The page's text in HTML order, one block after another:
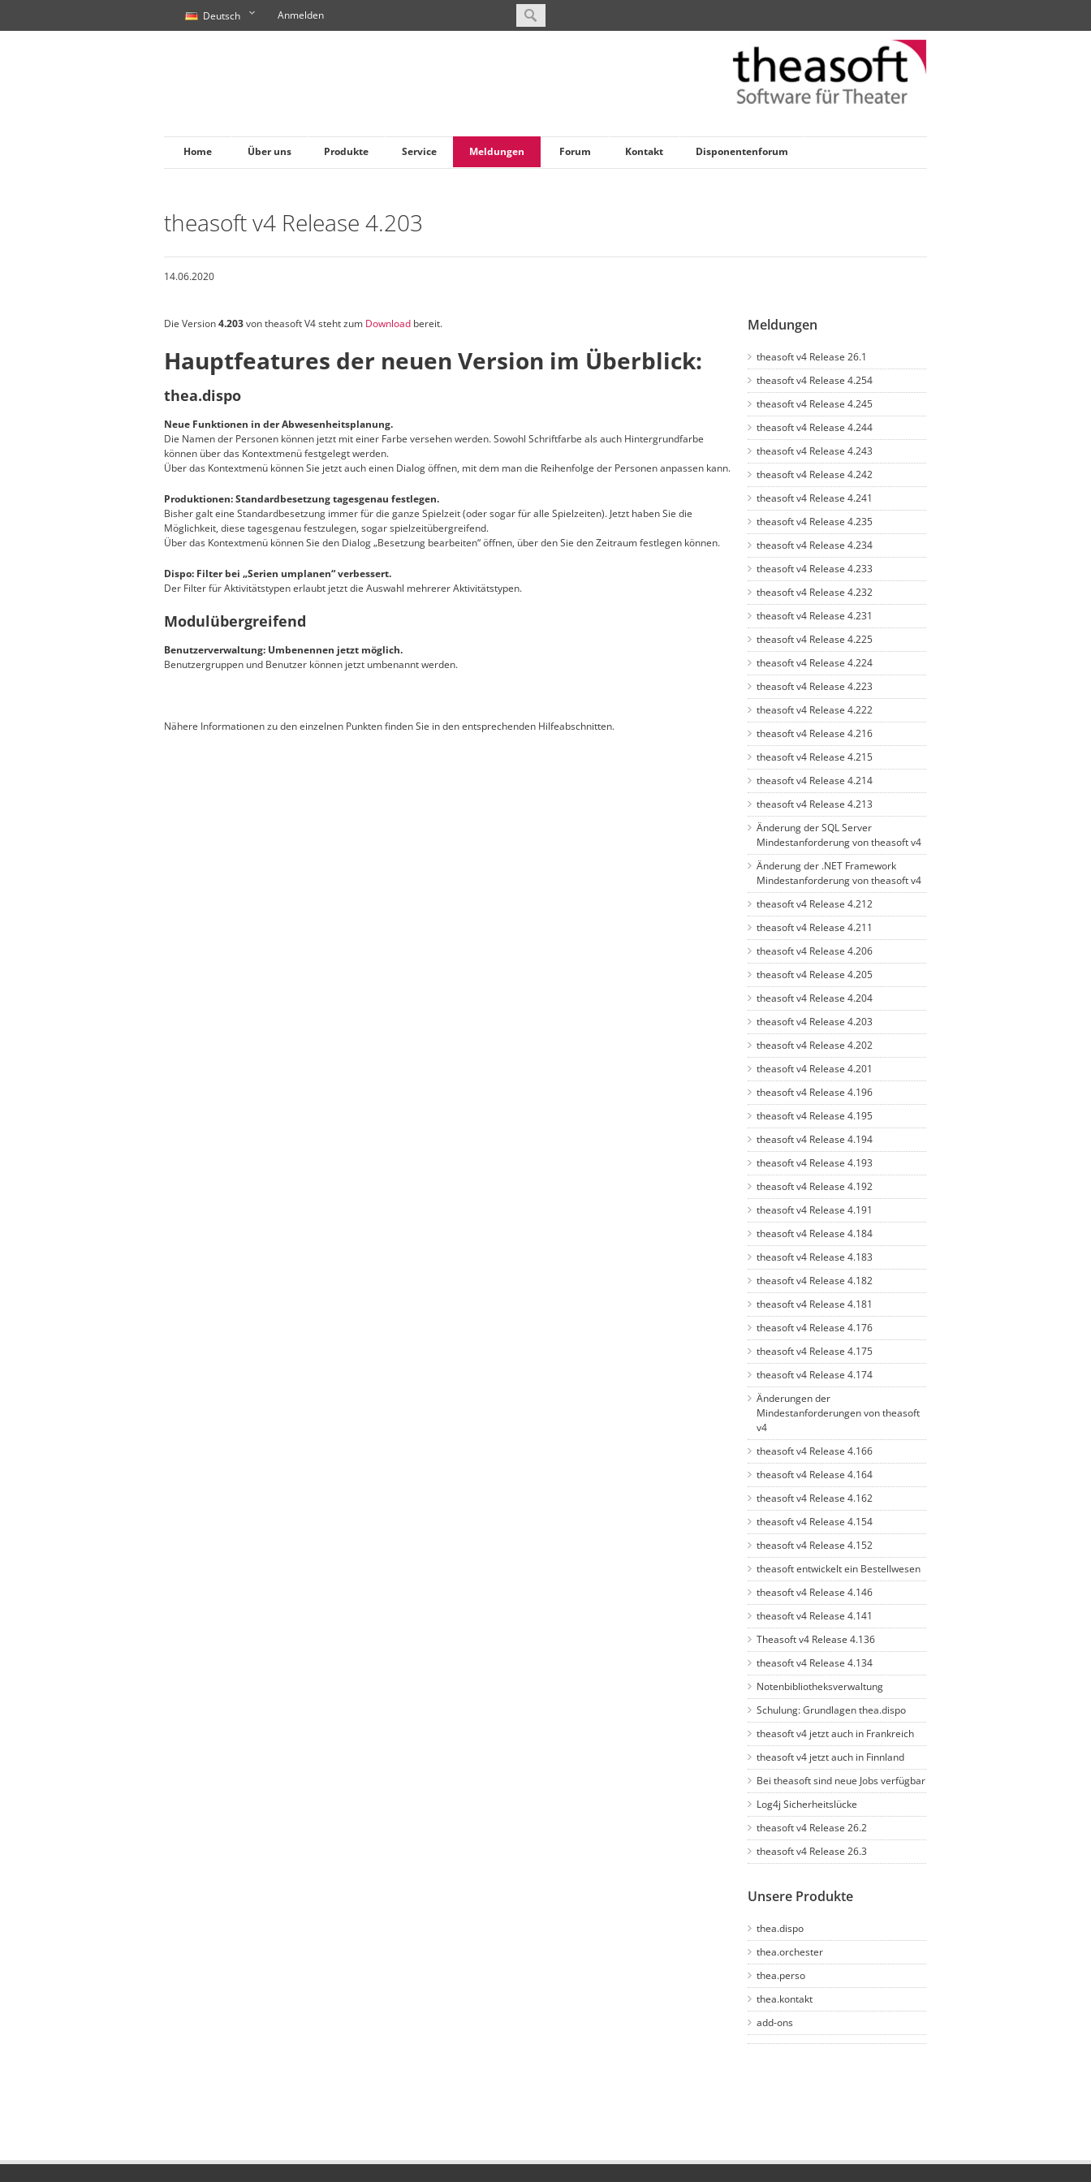
Deutsch Anmelden
Home Über uns Produkte Service Meldungen Forum Kontakt Disponentenforum
theasoft v4 Release 4.203
14.06.2020
Die Version4.203von theasoft V4 steht zum Download bereit.
Hauptfeatures der neuen Version im Überblick:
thea.dispo
Neue Funktionen in der Abwesenheitsplanung.
Die Namen der Personen können jetzt mit einer Farbe versehen werden. Sowohl Schriftfarbe als auch Hintergrundfarbe
können über das Kontextmenü festgelegt werden.
Über das Kontextmenü können Sie jetzt auch einen Dialog öffnen, mit dem man die Reihenfolge der Personen anpassen kann.
Produktionen: Standardbesetzung tagesgenau festlegen.
Bisher galt eine Standardbesetzung immer für die ganze Spielzeit (oder sogar für alle Spielzeiten). Jetzt haben Sie die
Möglichkeit, diese tagesgenau festzulegen, sogar spielzeitübergreifend.
Über das Kontextmenü können Sie den Dialog „Besetzung bearbeiten“ öffnen, über den Sie den Zeitraum festlegen können.
Dispo: Filter bei „Serien umplanen“ verbessert.
Der Filter für Aktivitätstypen erlaubt jetzt die Auswahl mehrerer Aktivitätstypen.
Modulübergreifend
Benutzerverwaltung: Umbenennen jetzt möglich.
Benutzergruppen und Benutzer können jetzt umbenannt werden.
Nähere Informationen zu den einzelnen Punkten finden Sie in den entsprechenden Hilfeabschnitten.
Meldungen
theasoft v4 Release 26.1
theasoft v4 Release 4.254
theasoft v4 Release 4.245
theasoft v4 Release 4.244
theasoft v4 Release 4.243
theasoft v4 Release 4.242
theasoft v4 Release 4.241
theasoft v4 Release 4.235
theasoft v4 Release 4.234
theasoft v4 Release 4.233
theasoft v4 Release 4.232
theasoft v4 Release 4.231
theasoft v4 Release 4.225
theasoft v4 Release 4.224
theasoft v4 Release 4.223
theasoft v4 Release 4.222
theasoft v4 Release 4.216
theasoft v4 Release 4.215
theasoft v4 Release 4.214
theasoft v4 Release 4.213
Änderung der SQL Server
Mindestanforderung von theasoft v4
Änderung der .NET Framework
Mindestanforderung von theasoft v4
theasoft v4 Release 4.212
theasoft v4 Release 4.211
theasoft v4 Release 4.206
theasoft v4 Release 4.205
theasoft v4 Release 4.204
theasoft v4 Release 4.203
theasoft v4 Release 4.202
theasoft v4 Release 4.201
theasoft v4 Release 4.196
theasoft v4 Release 4.195
theasoft v4 Release 4.194
theasoft v4 Release 4.193
theasoft v4 Release 4.192
theasoft v4 Release 4.191
theasoft v4 Release 4.184
theasoft v4 Release 4.183
theasoft v4 Release 4.182
theasoft v4 Release 4.181
theasoft v4 Release 4.176
theasoft v4 Release 4.175
theasoft v4 Release 4.174
Änderungen der
Mindestanforderungen von theasoft
v4
theasoft v4 Release 4.166
theasoft v4 Release 4.164
theasoft v4 Release 4.162
theasoft v4 Release 4.154
theasoft v4 Release 4.152
theasoft entwickelt ein Bestellwesen
theasoft v4 Release 4.146
theasoft v4 Release 4.141
Theasoft v4 Release 4.136
theasoft v4 Release 4.134
Notenbibliotheksverwaltung
Schulung: Grundlagen thea.dispo
theasoft v4 jetzt auch in Frankreich
theasoft v4 jetzt auch in Finnland
Bei theasoft sind neue Jobs verfügbar
Log4j Sicherheitslücke
theasoft v4 Release 26.2
theasoft v4 Release 26.3
Unsere Produkte
thea.dispo
thea.orchester
thea.perso
thea.kontakt
add-ons